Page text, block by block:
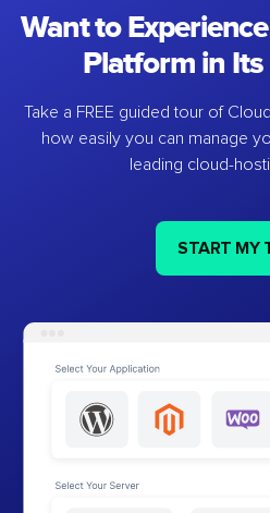
Want to
Platform in Its
Take a FREE guided tour of
how easily you can manage
leading cloud-
START MY